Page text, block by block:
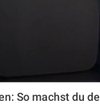
So machst du